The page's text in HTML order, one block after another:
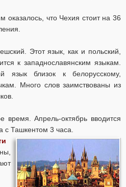
оказалось, что Чехия стоит на 36
Этот язык, как и польский,
к западнославянским языкам.
язык близок к белорусскому,
Много слов заимствованы из
время. Апрель-октябрь вводится
с Ташкентом 3 часа.